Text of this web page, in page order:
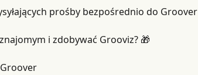
prośby bezpośrednio do Groover
i zdobywać Grooviz? 🎁